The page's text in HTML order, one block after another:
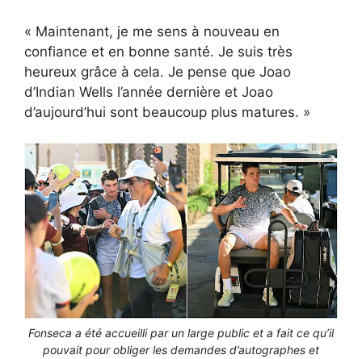
« Maintenant, je me sens à nouveau en
confiance et en bonne santé. Je suis très
heureux grâce à cela. Je pense que Joao
d’Indian Wells l’année dernière et Joao
d’aujourd’hui sont beaucoup plus matures. »
Fonseca a été accueilli par un large public et a fait ce qu’il
pouvait pour obliger les demandes d’autographes et